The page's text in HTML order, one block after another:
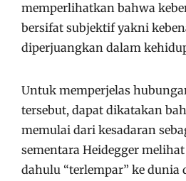
memperlihatkan bahwa
bersifat subjektif yakni
diperjuangkan dalam
Untuk memperjelas
tersebut, dapat dikatakan
memulai dari kesadaran
sementara Heidegger
dahulu “terlempar” ke dunia